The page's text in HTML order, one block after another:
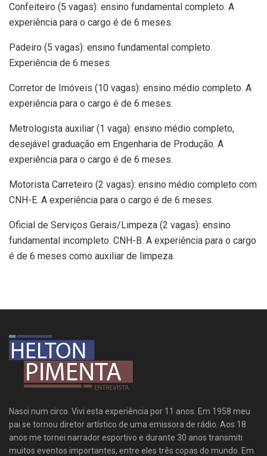
Confeiteiro (5 vagas): ensino fundamental completo. A
experiência para o cargo é de 6 meses.
Padeiro (5 vagas): ensino fundamental completo.
Experiência de 6 meses.
Corretor de Imóveis (10 vagas): ensino médio completo. A
experiência para o cargo é de 6 meses.
Metrologista auxiliar (1 vaga): ensino médio completo,
desejável graduação em Engenharia de Produção. A
experiência para o cargo é de 6 meses.
Motorista Carreteiro (2 vagas): ensino médio completo com
CNH-E. A experiência para o cargo é de 6 meses.
Oficial de Serviços Gerais/Limpeza (2 vagas): ensino
fundamental incompleto. CNH-B. A experiência para o cargo
é de 6 meses como auxiliar de limpeza.
Nasci num circo. Vivi esta experiência por 11 anos. Em 1958 meu
pai se tornou diretor artístico de uma emissora de rádio. Aos 18
anos me tornei narrador esportivo e durante 30 anos transmiti
muitos eventos importantes, entre eles três copas do mundo. Em